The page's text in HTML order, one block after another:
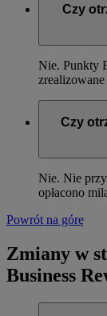
Rewards
konto w
Czy
Nie. Punkty
Czy
Nie. Nie
opłacono
Powrót na górę
Zmiany w
Business